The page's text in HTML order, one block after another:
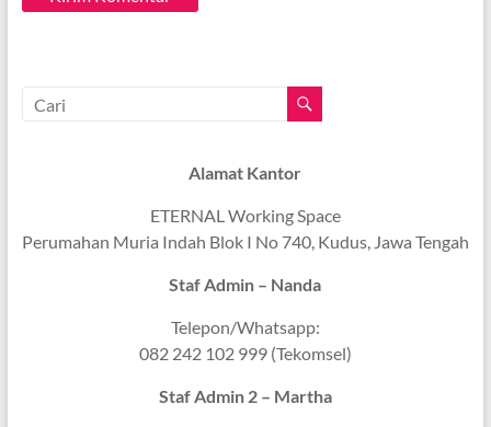
Alamat Kantor
ETERNAL Working Space
Perumahan Muria Indah Blok I No 740, Kudus, Jawa Tengah
Staf Admin – Nanda
Telepon/Whatsapp:
082 242 102 999 (Tekomsel)
Staf Admin 2 – Martha